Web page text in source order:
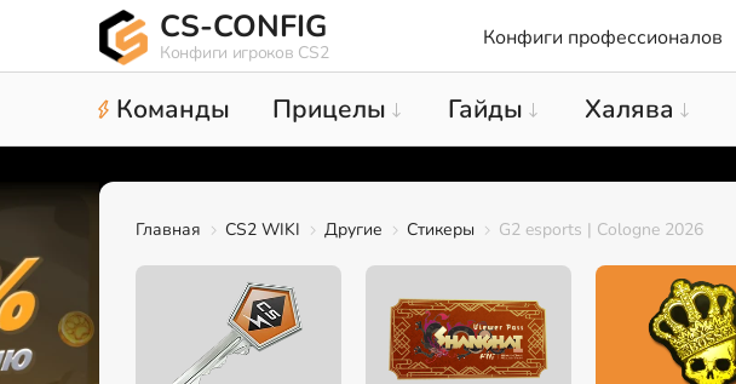
CS-CONFIG
Конфиги игроков CS2
Конфиги профессионалов
Команды Прицелы Гайды Халява
Главная CS2 WIKI Другие Стикеры G2 esports | Cologne 2026